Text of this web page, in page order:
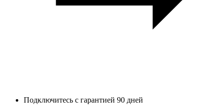
Подключитесь с гарантией 90 дней